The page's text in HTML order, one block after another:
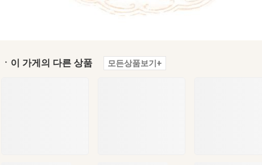
ㆍ이 가게의 다른 상품 모든상품보기+